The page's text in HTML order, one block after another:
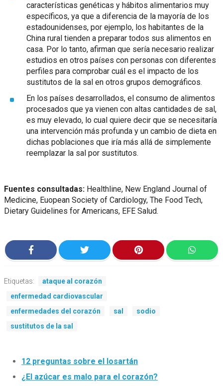
características genéticas y hábitos alimentarios muy
específicos, ya que a diferencia de la mayoría de los
estadounidenses, por ejemplo, los habitantes de la
China rural tienden a preparar todos sus alimentos en
casa. Por lo tanto, afirman que sería necesario realizar
estudios en otros países con personas con diferentes
perfiles para comprobar cuál es el impacto de los
sustitutos de la sal en otros grupos demográficos.
En los países desarrollados, el consumo de alimentos
procesados que ya vienen con altas cantidades de sal,
es muy elevado, lo cual quiere decir que se necesitaría
una intervención más profunda y un cambio de dieta en
dichas poblaciones que iría más allá de simplemente
reemplazar la sal por sustitutos.
Fuentes consultadas: Healthline, New England Journal of
Medicine, Euopean Society of Cardiology, The Food Tech,
Dietary Guidelines for Americans, EFE Salud.
Etiquetas:
ataque al corazón
enfermedad cardiovascular
enfermedades del corazón
sal
sodio
sustitutos de la sal
12 preguntas sobre el losartán
¿El azúcar es malo para el corazón?